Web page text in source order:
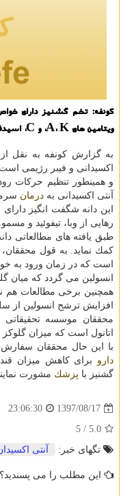
كونفه: تخم گشنیز دارای
ویتامین های A، K، و C، اسیدفولیك و منیزیم است.
به گزارش كونفه به نقل
اكسیدانی و فیبر رژیمی
و همینطور تنظیم حركات
آنتی اكسیدانی به درمان
این دانه شگفت انگیز
رهایی از وبا، تیفوئید و
طبق یافته های مطالعاتی
كمك نماید. به قول
است كه در زمان ورود به
انسولین می گردد كه میان
همچنین برخی مطالعات
افزایش ترشح انسولین از
محققان موسسه تحقیقاتی
اتانول است كه میزان
با این حال محققان
دارو برای كاهش میزان
گشنیز با پزشك مشورت
1397/08/17
23:06:30
5.0
/ 5
تگهای خبر:
آنتی
این مطلب را می پسندید؟